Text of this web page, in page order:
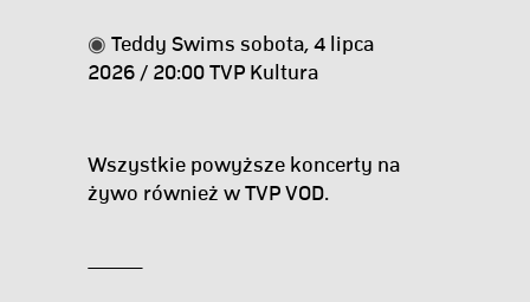
◉ Teddy Swims sobota, 4 lipca
2026 / 20:00 TVP Kultura
Wszystkie powyższe koncerty na
żywo również w TVP VOD.